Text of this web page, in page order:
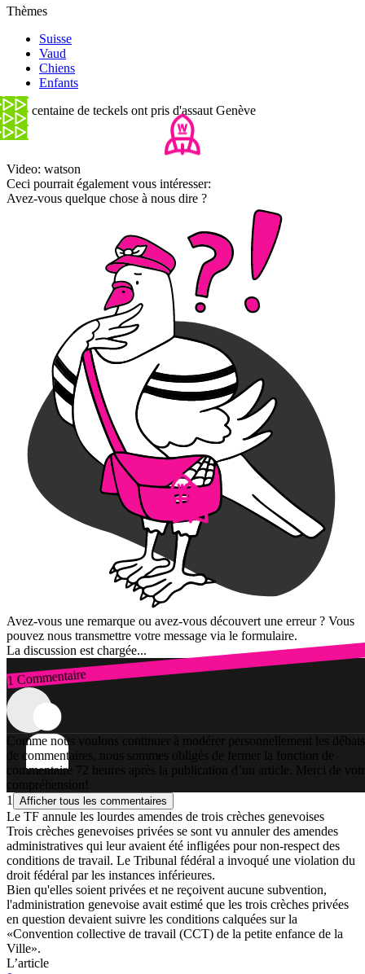
Thèmes
Suisse
Vaud
Chiens
Enfants
Une centaine de teckels ont pris d'assaut Genève
Video: watson
Ceci pourrait également vous intéresser:
Avez-vous quelque chose à nous dire ?
Avez-vous une remarque ou avez-vous découvert une erreur ? Vous
pouvez nous transmettre votre message via le formulaire.
La discussion est chargée...
1 Commentaire
Connexion
Comme nous voulons continuer à modérer personnellement les débats
de commentaires, nous sommes obligés de fermer la fonction de
commentaire 72 heures après la publication d’un article. Merci de
compréhension!
1
Afficher tous les commentaires
Le TF annule les lourdes amendes de trois crèches genevoises
Trois crèches genevoises privées se sont vu annuler des amendes
administratives qui leur avaient été infligées pour non-respect des
conditions de travail. Le Tribunal fédéral a invoqué une violation du
droit fédéral par les instances inférieures.
Bien qu'elles soient privées et ne reçoivent aucune subvention,
l'administration genevoise avait estimé que les trois crèches privées
en question devaient suivre les conditions calquées sur la
«Convention collective de travail (CCT) de la petite enfance de la
Ville».
L’article